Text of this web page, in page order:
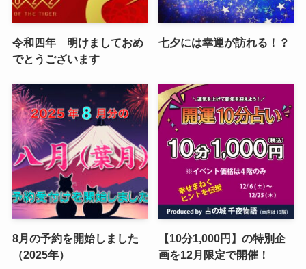
令和四年 明けましておめ
でとうございます
七夕には幸運が訪れる！？
8月の予約を開始しました
（2025年）
【10分1,000円】の特別企
画を12月限定で開催！